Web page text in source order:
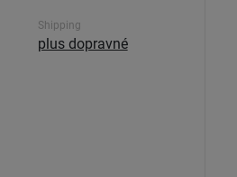
Shipping
plus dopravné